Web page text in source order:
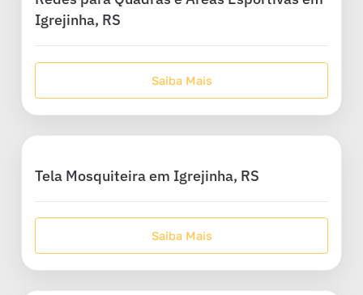
Igrejinha, RS
Saiba Mais
Tela Mosquiteira em Igrejinha, RS
Saiba Mais